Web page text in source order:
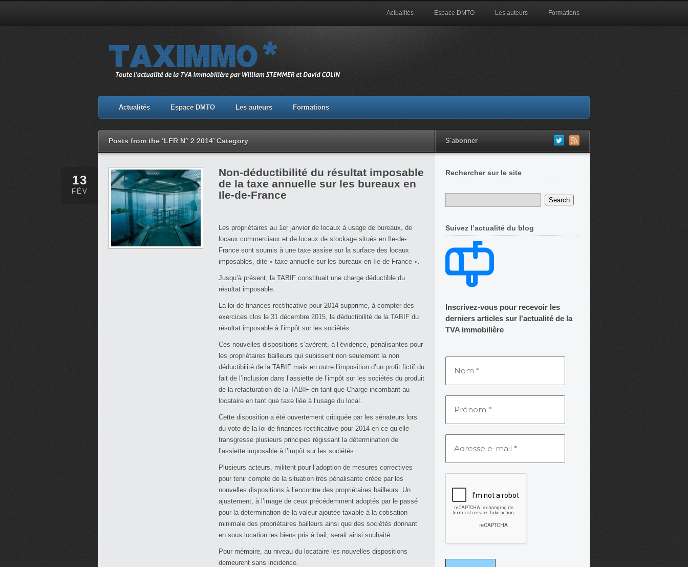
Actualités Espace DMTO Les auteurs Formations
Actualités Espace DMTO Les auteurs Formations
Posts from the ‘LFR N° 2 2014’ Category S'abonner
13
FÉV
Non-déductibilité du résultat imposable
de la taxe annuelle sur les bureaux en
Ile-de-France
Les propriétaires au 1er janvier de locaux à usage de bureaux, de
locaux commerciaux et de locaux de stockage situés en Ile-de-
France sont soumis à une taxe assise sur la surface des locaux
imposables, dite « taxe annuelle sur les bureaux en Ile-de-France ».
Jusqu’à présent, la TABIF constituait une charge déductible du
résultat imposable.
La loi de finances rectificative pour 2014 supprime, à compter des
exercices clos le 31 décembre 2015, la déductibilité de la TABIF du
résultat imposable à l’impôt sur les sociétés.
Ces nouvelles dispositions s’avèrent, à l’évidence, pénalisantes pour
les propriétaires bailleurs qui subissent non seulement la non
déductibilité de la TABIF mais en outre l’imposition d’un profit fictif du
fait de l’inclusion dans l’assiette de l’impôt sur les sociétés du produit
de la refacturation de la TABIF en tant que Charge incombant au
locataire en tant que taxe liée à l’usage du local.
Cette disposition a été ouvertement critiquée par les sénateurs lors
du vote de la loi de finances rectificative pour 2014 en ce qu’elle
transgresse plusieurs principes régissant la détermination de
l’assiette imposable à l’impôt sur les sociétés.
Plusieurs acteurs, militent pour l’adoption de mesures correctives
pour tenir compte de la situation très pénalisante créée par les
nouvelles dispositions à l’encontre des propriétaires bailleurs. Un
ajustement, à l’image de ceux précédemment adoptés par le passé
pour la détermination de la valeur ajoutée taxable à la cotisation
minimale des propriétaires bailleurs ainsi que des sociétés donnant
en sous location les biens pris à bail, serait ainsi souhaité
Pour mémoire, au niveau du locataire les nouvelles dispositions
demeurent sans incidence.
Rechercher sur le site
Suivez l’actualité du blog
Inscrivez-vous pour recevoir les
derniers articles sur l'actualité de la
TVA immobilière